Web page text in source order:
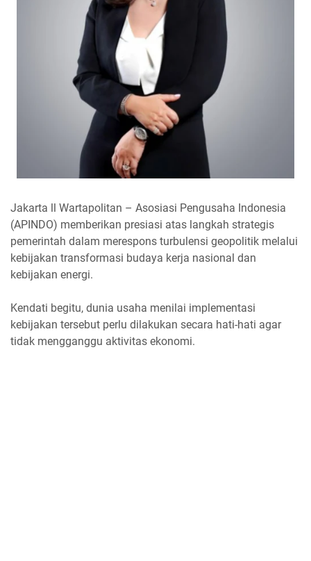
Jakarta ll Wartapolitan – Asosiasi Pengusaha Indonesia
(APINDO) memberikan presiasi atas langkah strategis
pemerintah dalam merespons turbulensi geopolitik melalui
kebijakan transformasi budaya kerja nasional dan
kebijakan energi.
Kendati begitu, dunia usaha menilai implementasi
kebijakan tersebut perlu dilakukan secara hati-hati agar
tidak mengganggu aktivitas ekonomi.